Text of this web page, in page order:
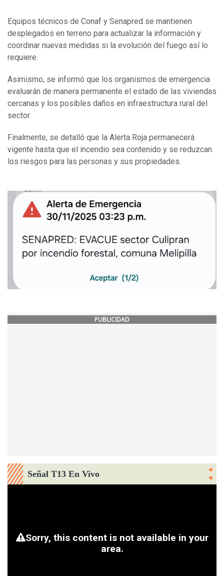
Equipos técnicos de Conaf y Senapred se mantienen
desplegados en terreno para actualizar la información y
coordinar nuevas medidas si la evolución del fuego así lo
requiere.
Asimismo, se informó que los organismos de emergencia
evaluarán de manera permanente el estado de las viviendas
cercanas y los posibles daños en infraestructura rural del
sector.
Finalmente, se detalló que la Alerta Roja permanecerá
vigente hasta que el incendio sea contenido y se reduzcan
los riesgos para las personas y sus propiedades.
PUBLICIDAD
Señal T13 En Vivo